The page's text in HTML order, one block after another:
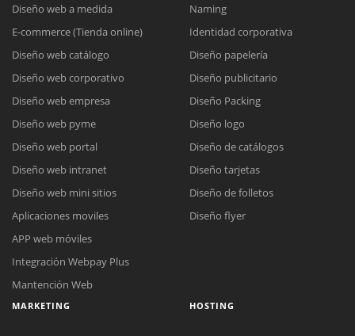
Diseño web a medida
E-commerce (Tienda online)
Diseño web catálogo
Diseño web corporativo
Diseño web empresa
Diseño web pyme
Diseño web portal
Diseño web intranet
Diseño web mini sitios
Aplicaciones moviles
APP web móviles
Integración Webpay Plus
Mantención Web
Naming
Identidad corporativa
Diseño papelería
Diseño publicitario
Diseño Packing
Diseño logo
Diseño de catálogos
Diseño tarjetas
Diseño de folletos
Diseño flyer
MARKETING HOSTING